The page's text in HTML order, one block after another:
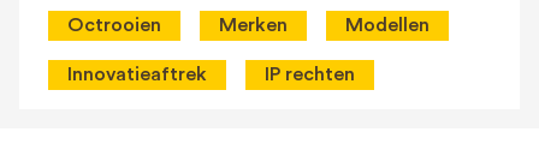
Octrooien Merken Modellen
Innovatieaftrek IP rechten